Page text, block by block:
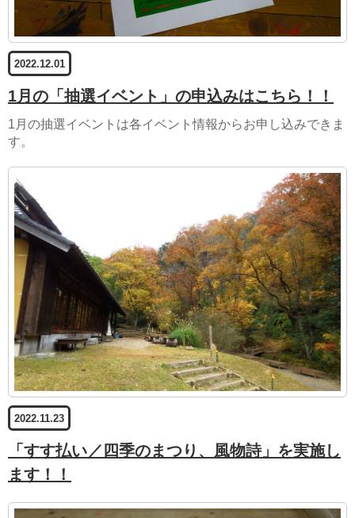
2022.12.01
1月の「抽選イベント」の申込みはこちら！！
1月の抽選イベントは各イベント情報からお申し込みできま
す。
2022.11.23
「すす払い／四季のまつり、風物詩」を実施し
ます！！